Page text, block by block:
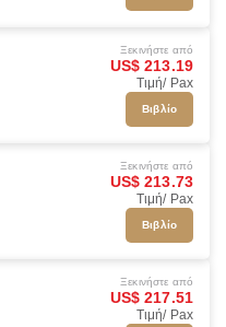
Ξεκινήστε από
US$ 213.19
Τιμή/ Pax
Βιβλίο
Ξεκινήστε από
US$ 213.73
Τιμή/ Pax
Βιβλίο
Ξεκινήστε από
US$ 217.51
Τιμή/ Pax